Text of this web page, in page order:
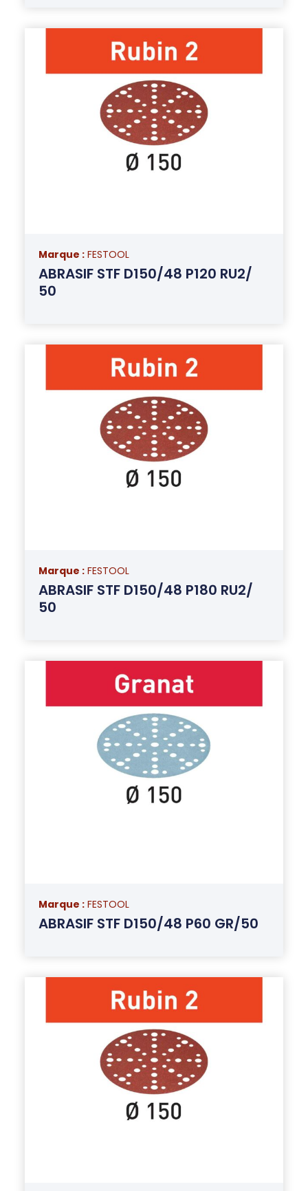
Marque : FESTOOL
ABRASIF STF D150/48 P120 RU2/
50
Marque : FESTOOL
ABRASIF STF D150/48 P180 RU2/
50
Marque : FESTOOL
ABRASIF STF D150/48 P60 GR/50